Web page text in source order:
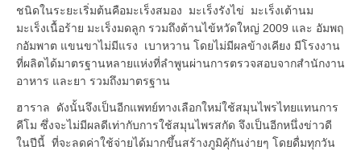
ชนิดในระยะเริ่มต้นคือมะเร็งสมอง มะเร็งรังไข่ มะเร็งเต้านม
มะเร็งเนื้อร้าย มะเร็งมดลูก รวมถึงต้านไข้หวัดใหญ่ 2009 และ อัมพฤ
กอัมพาต แขนขาไม่มีแรง เบาหวาน โดยไม่มีผลข้างเคียง มีโรงงาน
ที่ผลิตได้มาตรฐานหลายแห่งที่ลำพูนผ่านการตรวจสอบจากสำนักงาน
อาหาร และยา รวมถึงมาตรฐาน
ฮาราล ดังนั้นจึงเป็นอีกแพทย์ทางเลือกใหม่ใช้สมุนไพรไทยแทนการ
คีโม ซึ่งจะไม่มีผลดีเท่ากับการใช้สมุนไพรสกัด จึงเป็นอีกหนึ่งข่าวดี
ในปีนี้ ที่จะลดค่าใช้จ่ายได้มากขึ้นสร้างภูมิคุ้กันง่ายๆ โดยดื่มทุกวัน